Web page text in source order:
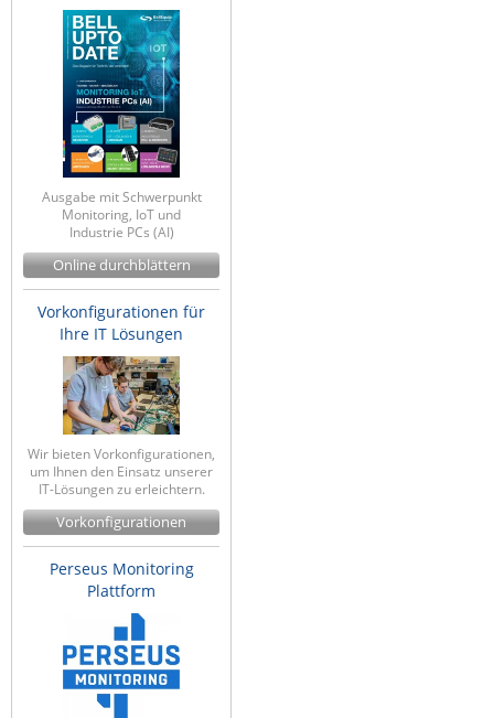
Ausgabe mit Schwerpunkt
Monitoring, IoT und
Industrie PCs (AI)
Online durchblättern
Vorkonfigurationen für
Ihre IT Lösungen
Wir bieten Vorkonfigurationen,
um Ihnen den Einsatz unserer
IT-Lösungen zu erleichtern.
Vorkonfigurationen
Perseus Monitoring
Plattform